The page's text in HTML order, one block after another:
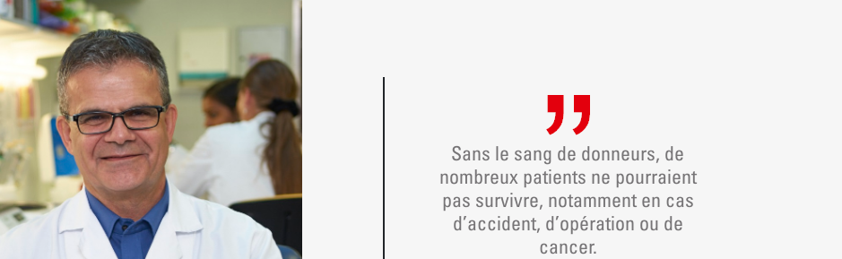
Sans le sang de donneurs, de
nombreux patients ne pourraient
pas survivre, notamment en cas
d’accident, d’opération ou de
cancer.